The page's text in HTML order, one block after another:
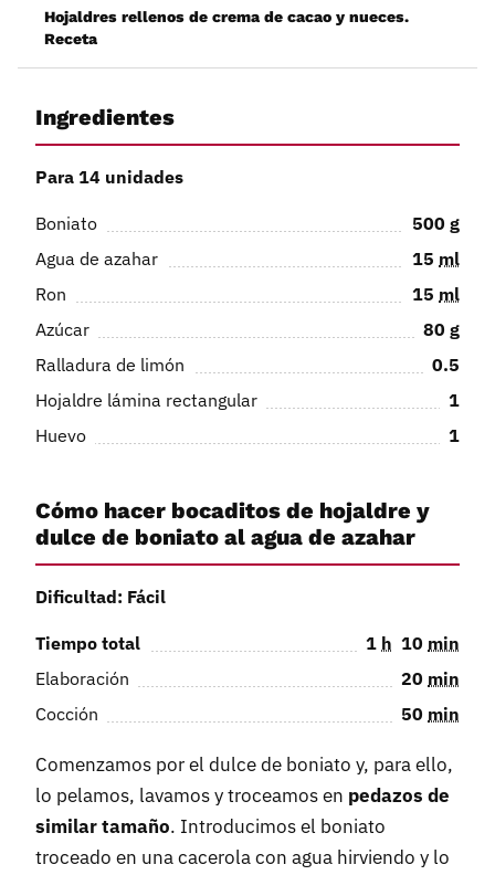
Hojaldres rellenos de crema de cacao y nueces.
Receta
Ingredientes
Para 14 unidades
Boniato 500 g
Agua de azahar
15 ml
Ron
15 ml
Azúcar
80 g
Ralladura de limón
0.5
Hojaldre lámina rectangular
1
Huevo
1
Cómo hacer bocaditos de hojaldre y
dulce de boniato al agua de azahar
Dificultad: Fácil
Tiempo total 1 h 10 min
Elaboración
20 min
Cocción
50 min
Comenzamos por el dulce de boniato y, para ello,
lo pelamos, lavamos y troceamos en pedazos de
similar tamaño. Introducimos el boniato
troceado en una cacerola con agua hirviendo y lo